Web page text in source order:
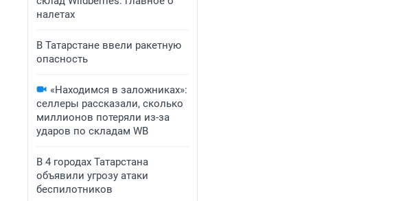
налетах
В Татарстане ввели ракетную
опасность
«Находимся в заложниках»:
селлеры рассказали, сколько
миллионов потеряли из-за
ударов по складам WB
В 4 городах Татарстана
объявили угрозу атаки
беспилотников